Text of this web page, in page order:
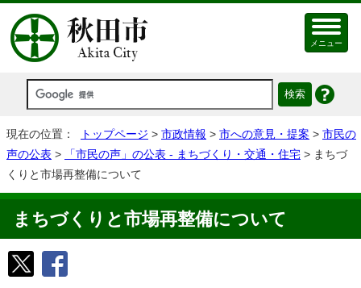
メニュー
現在の位置： トップページ > 市政情報 > 市への意見・提案 > 市民の
声の公表 > 「市民の声」の公表 - まちづくり・交通・住宅 > まちづ
くりと市場再整備について
まちづくりと市場再整備について